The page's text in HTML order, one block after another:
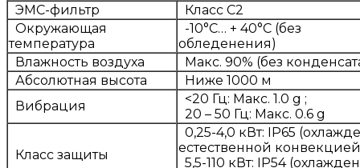
ЭМС-фильтр
Класс С2
Окружающая
температура
-10°C… + 40°C (без
обледенения)
Влажность воздуха
Макс. 90% (без
Абсолютная высота
Ниже 1000 м
Вибрация
<20 Гц: Макс. 1.0 g ;
20 – 50 Гц: Макс. 0.6 g
Класс защиты
0,25-4,0 кВт: IP65
естественной
5,5-110 кВт: IP54